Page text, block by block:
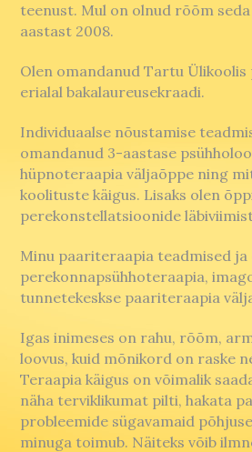
teenust. Mul on olnud rõõm
aastast 2008.
Olen omandanud Tartu Ülikoolis
erialal bakalaureusekraadi.
Individuaalse nõustamise
omandanud 3-aastase
hüpnoteraapia väljaõppe ning
koolituste käigus. Lisaks olen
perekonstellatsioonide
Minu paariteraapia teadmised ja
perekonnapsühhoteraapia,
tunnetekeskse paariteraapia
Igas inimeses on rahu, rõõm,
loovus, kuid mõnikord on raske
Teraapia käigus on võimalik
näha terviklikumat pilti, hakata
probleemide sügavamaid
minuga toimub. Näiteks võib